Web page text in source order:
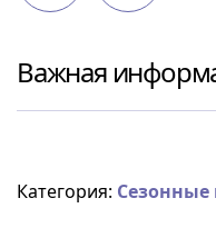
Важная
Категория: Сезонные